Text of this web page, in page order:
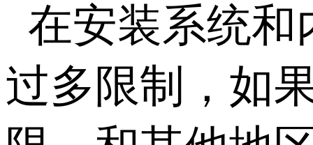
在安装系统和
过多限制，如